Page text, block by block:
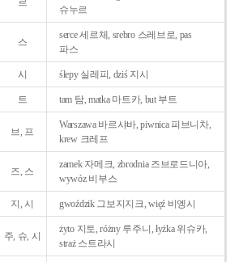
르
슈누르
스
serce 세르체, srebro 스레브로, pas
파스
시 ślepy 실레피, dziś 지시
트 tam 탐, matka 마트카, but 부트
브, 프
Warszawa 바르샤바, piwnica 피브니차,
krew 크레프
즈, 스
zamek 자메크, zbrodnia 즈브로드니아,
wywóz 비부스
지, 시 gwoździk 그보지지크, więź 비엥시
주, 슈, 시
żyto 지토, różny 루주니, łyżka 위슈카,
straż 스트라시